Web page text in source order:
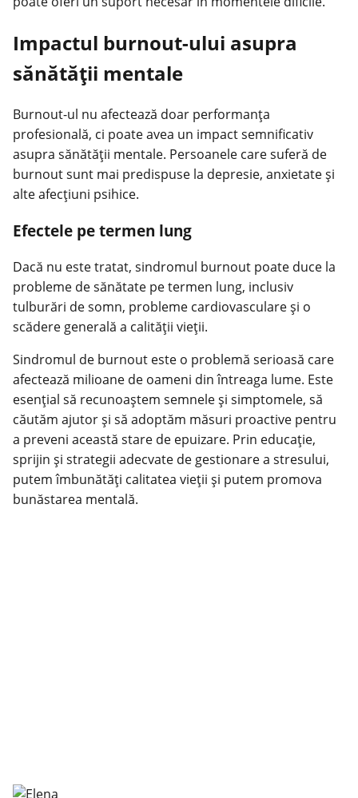
Impactul burnout-ului asupra
sănătății mentale
Burnout-ul nu afectează doar performanța
profesională, ci poate avea un impact semnificativ
asupra sănătății mentale. Persoanele care suferă de
burnout sunt mai predispuse la depresie, anxietate și
alte afecțiuni psihice.
Efectele pe termen lung
Dacă nu este tratat, sindromul burnout poate duce la
probleme de sănătate pe termen lung, inclusiv
tulburări de somn, probleme cardiovasculare și o
scădere generală a calității vieții.
Sindromul de burnout este o problemă serioasă care
afectează milioane de oameni din întreaga lume. Este
esențial să recunoaștem semnele și simptomele, să
căutăm ajutor și să adoptăm măsuri proactive pentru
a preveni această stare de epuizare. Prin educație,
sprijin și strategii adecvate de gestionare a stresului,
putemîmbunătăți calitatea vieții și putem promova
bunăstarea mentală.